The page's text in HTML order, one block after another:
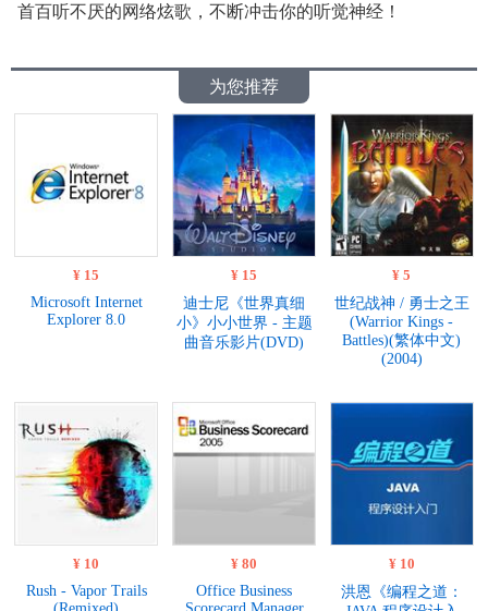
首百听不厌的网络炫歌，不断冲击你的听觉神经！
为您推荐
¥ 15
Microsoft Internet
Explorer 8.0
¥ 15
迪士尼《世界真细
小》小小世界 - 主题
曲音乐影片(DVD)
¥ 5
世纪战神 / 勇士之王
(Warrior Kings -
Battles)(繁体中文)
(2004)
¥ 10
Rush - Vapor Trails
¥ 80
Office Business
¥ 10
洪恩《编程之道：